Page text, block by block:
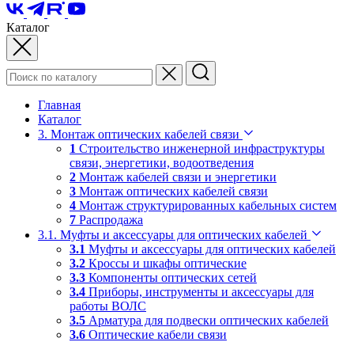
Каталог
Главная
Каталог
3. Монтаж оптических кабелей связи
1 Строительство инженерной инфраструктуры
связи, энергетики, водоотведения
2 Монтаж кабелей связи и энергетики
3 Монтаж оптических кабелей связи
4 Монтаж структурированных кабельных систем
7 Распродажа
3.1. Муфты и аксессуары для оптических кабелей
3.1 Муфты и аксессуары для оптических кабелей
3.2 Кроссы и шкафы оптические
3.3 Компоненты оптических сетей
3.4 Приборы, инструменты и аксессуары для
работы ВОЛС
3.5 Арматура для подвески оптических кабелей
3.6 Оптические кабели связи